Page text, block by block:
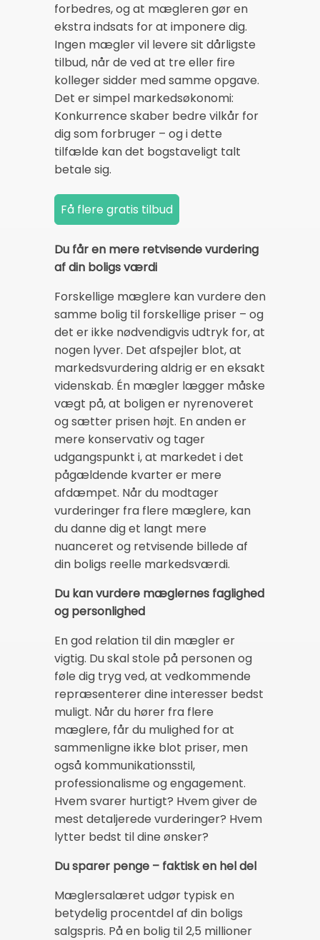
forbedres, og at mægleren gør en
ekstra indsats for at imponere dig.
Ingen mægler vil levere sit dårligste
tilbud, når de ved at tre eller fire
kolleger sidder med samme opgave.
Det er simpel markedsøkonomi:
Konkurrence skaber bedre vilkår for
dig som forbruger – og i dette
tilfælde kan det bogstaveligt talt
betale sig.
Du får en mere retvisende vurdering
af din boligs værdi
Forskellige mæglere kan vurdere den
samme bolig til forskellige priser – og
det er ikke nødvendigvis udtryk for, at
nogen lyver. Det afspejler blot, at
markedsvurdering aldrig er en eksakt
videnskab. Én mægler lægger måske
vægt på, at boligen er nyrenoveret
og sætter prisen højt. En anden er
mere konservativ og tager
udgangspunkt i, at markedet i det
pågældende kvarter er mere
afdæmpet. Når du modtager
vurderinger fra flere mæglere, kan
du danne dig et langt mere
nuanceret og retvisende billede af
din boligs reelle markedsværdi.
Du kan vurdere mæglernes faglighed
og personlighed
En god relation til din mægler er
vigtig. Du skal stole på personen og
føle dig tryg ved, at vedkommende
repræsenterer dine interesser bedst
muligt. Når du hører fra flere
mæglere, får du mulighed for at
sammenligne ikke blot priser, men
også kommunikationsstil,
professionalisme og engagement.
Hvem svarer hurtigt? Hvem giver de
mest detaljerede vurderinger? Hvem
lytter bedst til dine ønsker?
Du sparer penge – faktisk en hel del
Mæglersalæret udgør typisk en
betydelig procentdel af din boligs
salgspris. På en bolig til 2,5 millioner